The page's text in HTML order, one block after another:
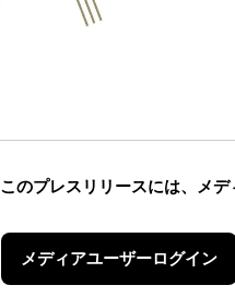
このプレスリリースには、 メデ
メディアユーザーログイン